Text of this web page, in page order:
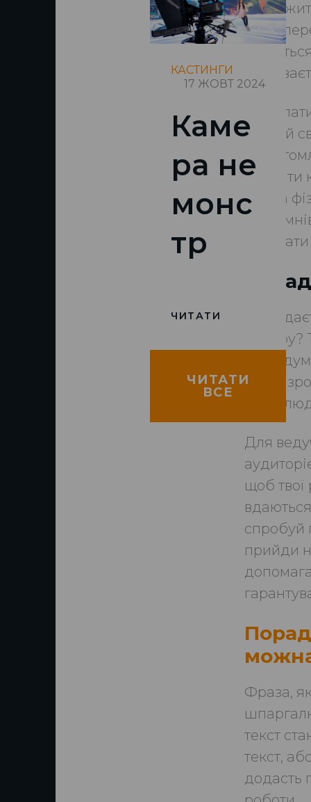
КАСТИНГИ
17 ЖОВТ 2024
Каме
ра не
монс
тр
ЧИТАТИ
ЧИТАТИ
ВСЕ
живе
удар
Згадай
тіло
зробити
кілька
ще
Тобі
свою
стане
якою
Для
щоб твої
спробуй
прийди
Фраза,
текст
текст,
додасть